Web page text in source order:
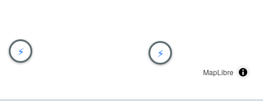
⚡
⚡
MapLibre